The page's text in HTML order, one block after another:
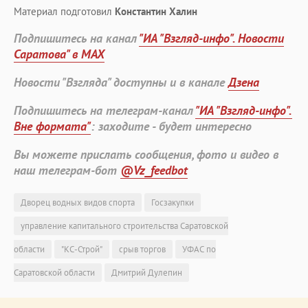
Материал подготовил Константин Халин
Подпишитесь на канал"ИА "Взгляд-инфо". Новости
Саратова" в MAX
Новости "Взгляда" доступны и в каналеДзена
Подпишитесь на телеграм-канал"ИА "Взгляд-инфо".
Вне формата": заходите - будет интересно
Вы можете прислать сообщения, фото и видео в
наш телеграм-бот @Vz_feedbot
Дворец водных видов спорта
Госзакупки
управление капитального строительства Саратовской
области
"КС-Строй" срыв торгов
УФАС по
Саратовской области
Дмитрий Дулепин